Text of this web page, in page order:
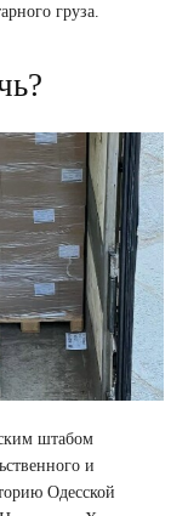
груза.
штабом
и
Одесской